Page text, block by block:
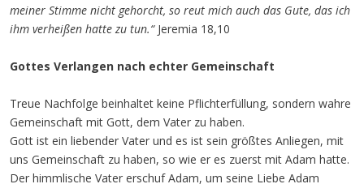
meiner Stimme nicht gehorcht, so reut mich auch das Gute, das ich
ihm verheißen hatte zu tun.“Jeremia 18,10
Gottes Verlangen nach echter Gemeinschaft
Treue Nachfolge beinhaltet keine Pflichterfüllung, sondern wahre
Gemeinschaft mit Gott, dem Vater zu haben.
Gott ist ein liebender Vater und es ist sein größtes Anliegen, mit
uns Gemeinschaft zu haben, so wie er es zuerst mit Adam hatte.
Der himmlische Vater erschuf Adam, um seine Liebe Adam